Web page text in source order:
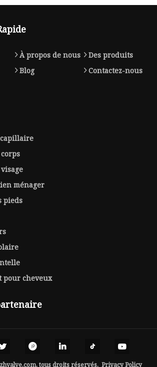
À propos de nous
Des produits
Blog
Contactez-nous
ménager
pieds
pour cheveux
tous droits réservés. Privacy Policy